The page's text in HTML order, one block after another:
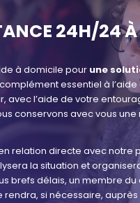
24H/24
à domicile pour une
essentiel à
l’aide de votre
conservons avec vous
relation directe avec notre
la situation et
brefs délais, un membre
si nécessaire, auprès